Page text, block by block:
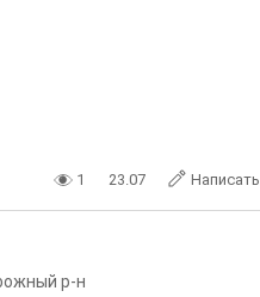
1 23.07 Написать
р-н